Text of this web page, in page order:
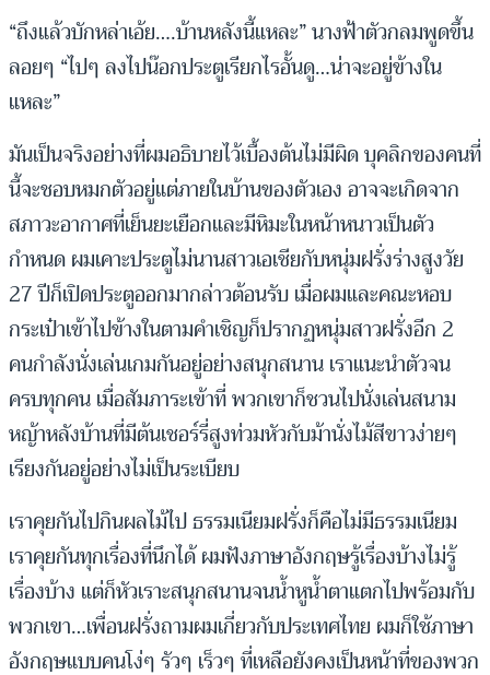
“ถึงแล้วบักหล่าเอ้ย….บ้านหลังนี้แหละ” นางฟ้าตัวกลมพูดขึ้น
ลอยๆ “ไปๆ ลงไปน๊อกประตูเรียกไรอั้นดู…น่าจะอยู่ข้างใน
แหละ”
มันเป็นจริงอย่างที่ผมอธิบายไว้เบื้องต้นไม่มีผิด บุคลิกของคนที่
นี้จะชอบหมกตัวอยู่แต่ภายในบ้านของตัวเอง อาจจะเกิดจาก
สภาวะอากาศที่เย็นยะเยือกและมีหิมะในหน้าหนาวเป็นตัว
กำหนด ผมเคาะประตูไม่นานสาวเอเชียกับหนุ่มฝรั่งร่างสูงวัย
27 ปีก็เปิดประตูออกมากล่าวต้อนรับ เมื่อผมและคณะหอบ
กระเป๋าเข้าไปข้างในตามคำเชิญก็ปรากฏหนุ่มสาวฝรั่งอีก 2
คนกำลังนั่งเล่นเกมกันอยู่อย่างสนุกสนาน เราแนะนำตัวจน
ครบทุกคน เมื่อสัมภาระเข้าที่ พวกเขาก็ชวนไปนั่งเล่นสนาม
หญ้าหลังบ้านที่มีต้นเชอร์รี่สูงท่วมหัวกับม้านั่งไม้สีขาวง่ายๆ
เรียงกันอยู่อย่างไม่เป็นระเบียบ
เราคุยกันไปกินผลไม้ไป ธรรมเนียมฝรั่งก็คือไม่มีธรรมเนียม
เราคุยกันทุกเรื่องที่นึกได้ ผมฟังภาษาอังกฤษรู้เรื่องบ้างไม่รู้
เรื่องบ้าง แต่ก็หัวเราะสนุกสนานจนน้ำหูน้ำตาแตกไปพร้อมกับ
พวกเขา…เพื่อนฝรั่งถามผมเกี่ยวกับประเทศไทย ผมก็ใช้ภาษา
อังกฤษแบบคนโง่ๆ รัวๆ เร็วๆ ที่เหลือยังคงเป็นหน้าที่ของพวก